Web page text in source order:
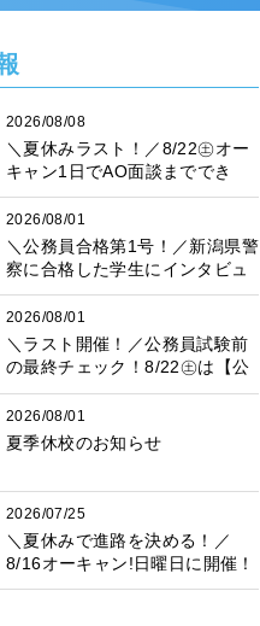
2026/08/08
＼夏休みラスト！／8/22㊏オー
キャン1日でAO面談まででき
る！
2026/08/01
＼公務員合格第1号！／新潟県警
察に合格した学生にインタビュ
ー！
2026/08/01
＼ラスト開催！／公務員試験前
の最終チェック！8/22㊏は【公
務員模試】に参加しよう♪
2026/08/01
夏季休校のお知らせ
2026/07/25
＼夏休みで進路を決める！／
8/16オーキャン!日曜日に開催！
プレゼント抽選会も♪楽しく進路